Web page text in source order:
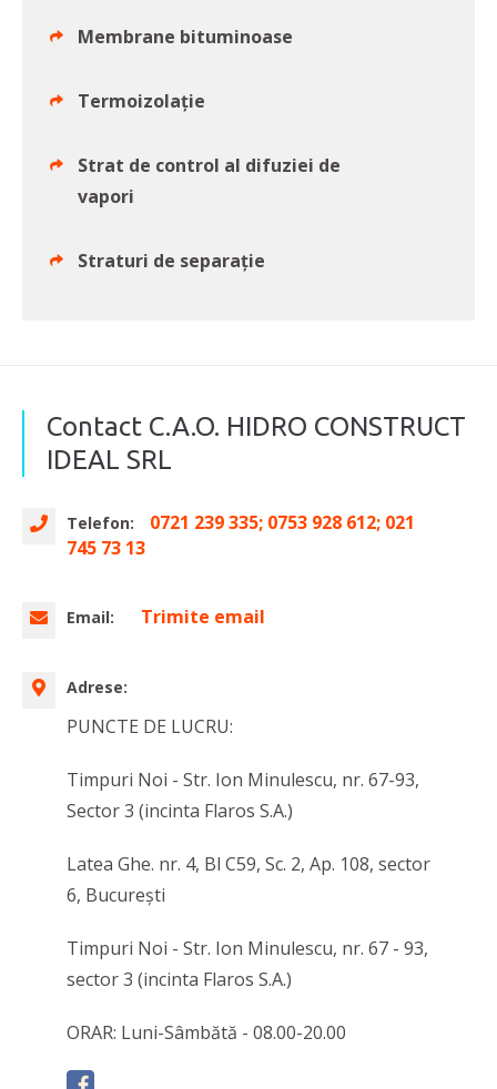
Membrane bituminoase
Termoizolație
Strat de control al difuziei de
vapori
Straturi de separație
Contact C.A.O. HIDRO CONSTRUCT
IDEAL SRL
Telefon:
0721 239 335; 0753 928 612; 021
745 73 13
Email: Trimite email
Adrese:
PUNCTE DE LUCRU:
Timpuri Noi - Str. Ion Minulescu, nr. 67-93,
Sector 3 (incinta Flaros S.A.)
Latea Ghe. nr. 4, Bl C59, Sc. 2, Ap. 108, sector
6, Bucureşti
Timpuri Noi - Str. Ion Minulescu, nr. 67 - 93,
sector 3 (incinta Flaros S.A.)
ORAR: Luni-Sâmbătă - 08.00-20.00